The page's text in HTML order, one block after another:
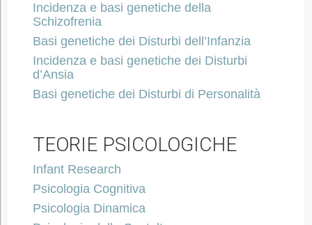
Incidenza e basi genetiche della
Schizofrenia
Basi genetiche dei Disturbi dell’Infanzia
Incidenza e basi genetiche dei Disturbi
d’Ansia
Basi genetiche dei Disturbi di Personalità
TEORIE PSICOLOGICHE
Infant Research
Psicologia Cognitiva
Psicologia Dinamica